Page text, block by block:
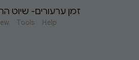
זמן ערעורים- שיוט
Tools Help